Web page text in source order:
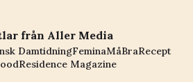
från Aller Media
DamtidningFeminaMåBraRecept
Residence Magazine